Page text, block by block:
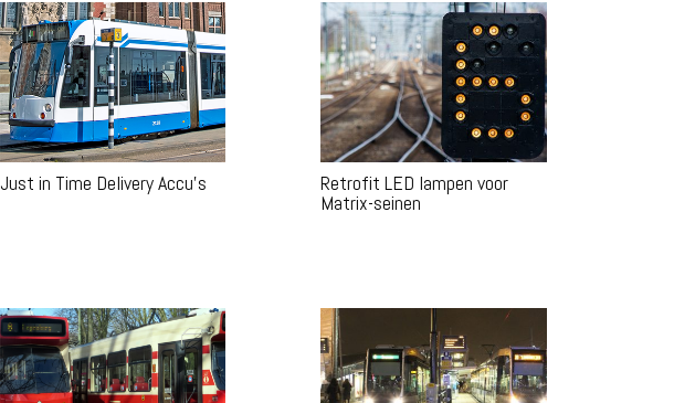
Just in Time Delivery Accu’s Retrofit LED lampen voor
Matrix-seinen